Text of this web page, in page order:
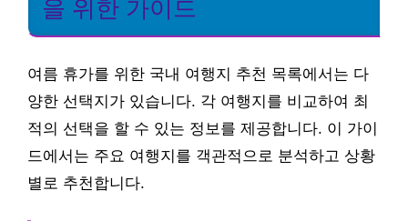
을 위한 가이드
여름 휴가를 위한 국내 여행지 추천 목록에서는 다
양한 선택지가 있습니다. 각 여행지를 비교하여 최
적의 선택을 할 수 있는 정보를 제공합니다. 이 가이
드에서는 주요 여행지를 객관적으로 분석하고 상황
별로 추천합니다.